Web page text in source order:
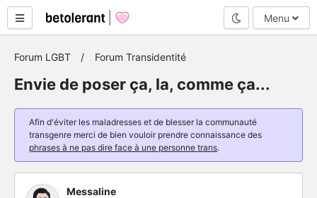
Mode nuit
Menu
Forum LGBT Forum Transidentité
Envie de poser ça, la, comme ça...
Afin d'éviter les maladresses et de blesser la communauté
transgenre merci de bien vouloir prendre connaissance des
phrases à ne pas dire face à une personne trans.
Messaline